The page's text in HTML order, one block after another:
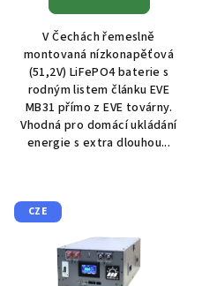
V Čechách řemeslně
montovaná nízkonapěťová
(51,2V) LiFePO4 baterie s
rodným listem článku EVE
MB31 přímo z EVE továrny.
Vhodná pro domácí ukládání
energie s extra dlouhou...
CZE